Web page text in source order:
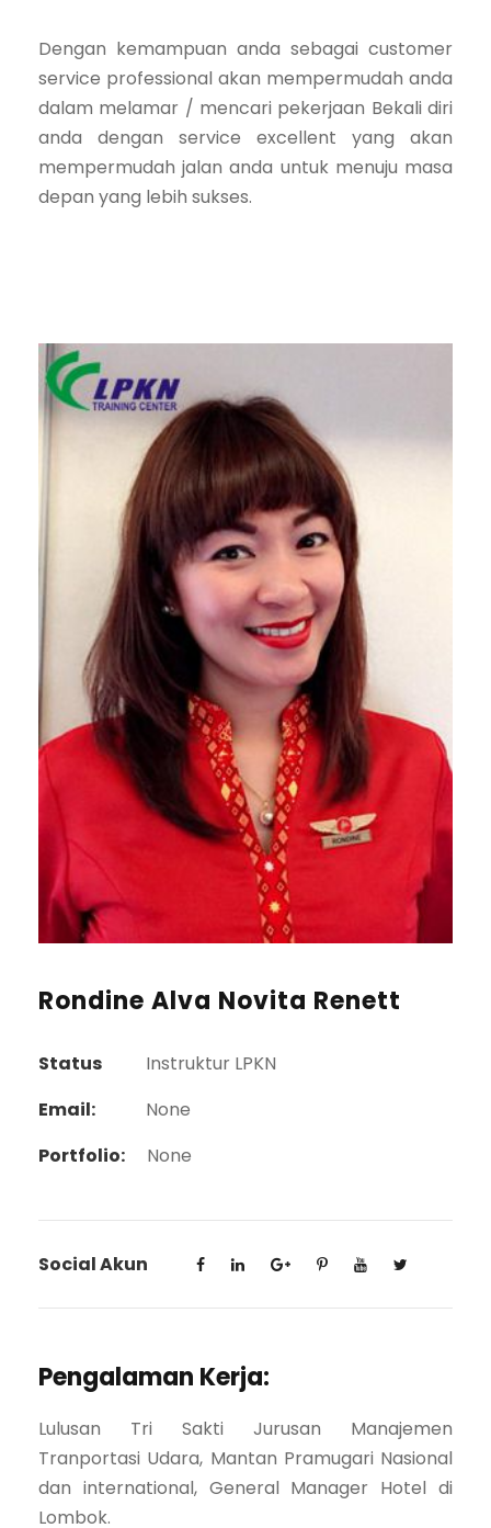
Dengan kemampuan anda sebagai customer
service professional akan mempermudah anda
dalam melamar / mencari pekerjaan Bekali diri
anda dengan service excellent yang akan
mempermudah jalan anda untuk menuju masa
depan yang lebih sukses.
Rondine Alva Novita Renett
Status
Instruktur LPKN
Email:
None
Portfolio:
None
Social Akun
Pengalaman Kerja:
Lulusan Tri Sakti Jurusan Manajemen
Tranportasi Udara, Mantan Pramugari Nasional
dan international, General Manager Hotel di
Lombok.